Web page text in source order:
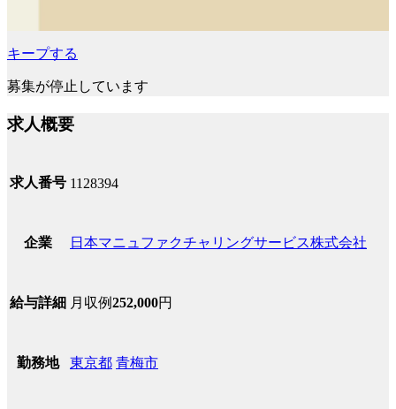
キープする
募集が停止しています
求人概要
求人番号 1128394
企業 日本マニュファクチャリングサービス株式会社
給与詳細 月収例252,000円
勤務地 東京都 青梅市